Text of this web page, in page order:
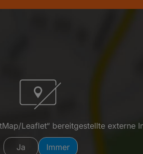
Leaflet“ bereitgestellte externe
Ja Immer